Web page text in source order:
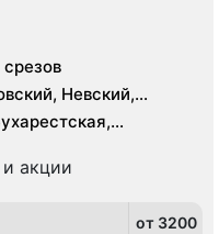
Невский,
и акции
от 3200